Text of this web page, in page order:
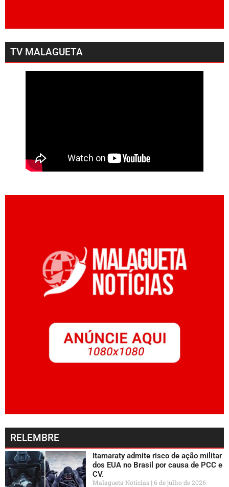
TV MALAGUETA
RELEMBRE
Itamaraty admite risco de ação militar
dos EUA no Brasil por causa de PCC e
CV.
Malagueta Notícias 6 de julho de 2026